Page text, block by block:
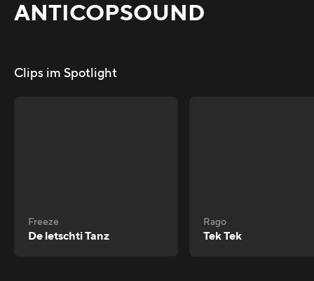
ANTICOPSOUND
Clips im Spotlight
Freeze
De letschti Tanz
Rago
Tek Tek